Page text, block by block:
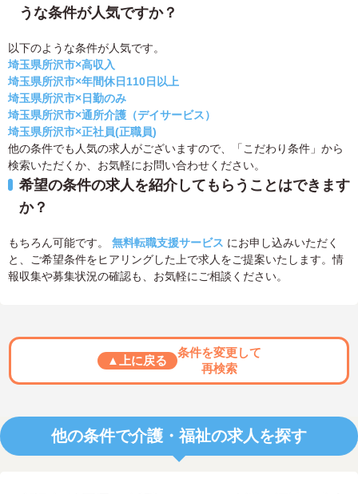
うな条件が人気ですか？
以下のような条件が人気です。
埼玉県所沢市×高収入
埼玉県所沢市×年間休日110日以上
埼玉県所沢市×日勤のみ
埼玉県所沢市×通所介護（デイサービス）
埼玉県所沢市×正社員(正職員)
他の条件でも人気の求人がございますので、「こだわり条件」から
検索いただくか、お気軽にお問い合わせください。
希望の条件の求人を紹介してもらうことはできます
か？
もちろん可能です。 無料転職支援サービス にお申し込みいただく
と、ご希望条件をヒアリングした上で求人をご提案いたします。情
報収集や募集状況の確認も、お気軽にご相談ください。
▲上に戻る
条件を変更して
再検索
他の条件で介護・福祉の求人を探す